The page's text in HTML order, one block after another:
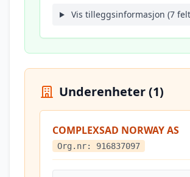
Vis tilleggsinformasjon (7
Underenheter (1)
COMPLEXSAD NORWAY AS
Org.nr: 916837097